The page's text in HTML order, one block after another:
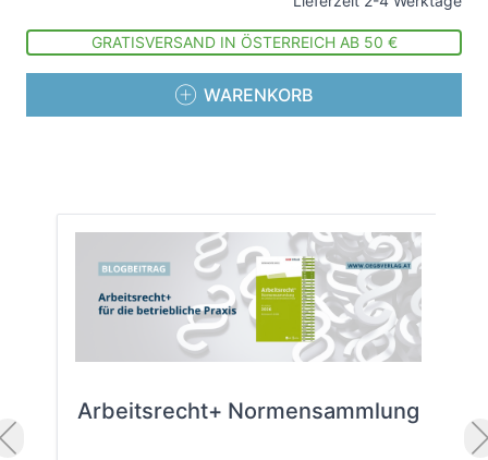
GRATISVERSAND IN ÖSTERREICH AB 50 €
WARENKORB
Arbeitsrecht+ Normensammlung